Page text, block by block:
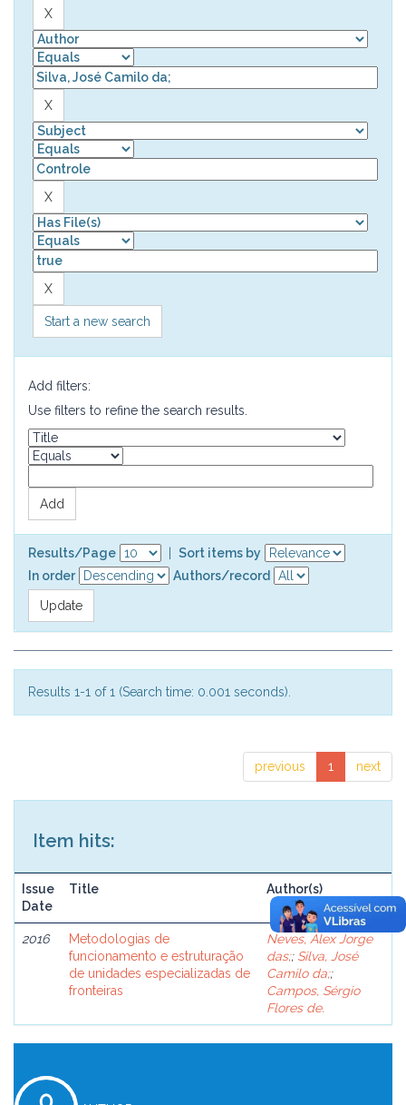
Start a new search
Add filters:
Use filters to refine the search results.
Results/Page
Sort items by
In order
Authors/record
Results 1-1 of 1 (Search time: 0.001 seconds).
previous 1 next
Item hits:
Issue
Date
Title Author(s)
2016
Metodologias de
funcionamento e estruturação
de unidades especializadas de
fronteiras
Neves, Alex Jorge
das;; Silva, José
Camilo da;;
Campos, Sérgio
Flores de.